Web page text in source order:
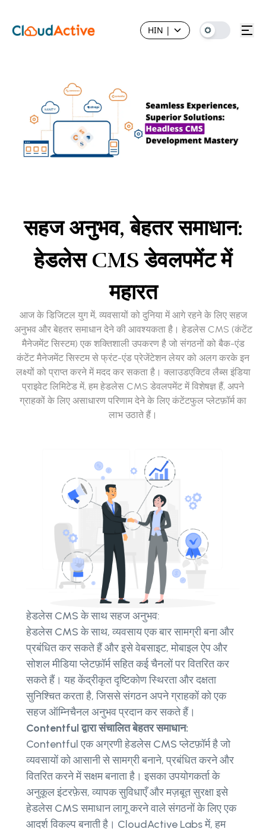
HIN |
सहज अनुभव, बेहतर समाधान:
हेडलेस CMS डेवलपमेंट में
महारत
आज के डिजिटल युग में, व्यवसायों को दुनिया में आगे रहने के लिए सहज
अनुभव और बेहतर समाधान देने की आवश्यकता है। हेडलेस CMS (कंटेंट
मैनेजमेंट सिस्टम) एक शक्तिशाली उपकरण है जो संगठनों को बैक-एंड
कंटेंट मैनेजमेंट सिस्टम से फ्रंट-एंड प्रेजेंटेशन लेयर को अलग करके इन
लक्ष्यों को प्राप्त करने में मदद कर सकता है। क्लाउडएक्टिव लैब्स इंडिया
प्राइवेट लिमिटेड में, हम हेडलेस CMS डेवलपमेंट में विशेषज्ञ हैं, अपने
ग्राहकों के लिए असाधारण परिणाम देने के लिए कंटेंटफुल प्लेटफ़ॉर्म का
लाभ उठाते हैं।
हेडलेस CMS के साथ सहज अनुभव:
हेडलेस CMS के साथ, व्यवसाय एक बार सामग्री बना और
प्रबंधित कर सकते हैं और इसे वेबसाइट, मोबाइल ऐप और
सोशल मीडिया प्लेटफ़ॉर्म सहित कई चैनलों पर वितरित कर
सकते हैं। यह केंद्रीकृत दृष्टिकोण स्थिरता और दक्षता
सुनिश्चित करता है, जिससे संगठन अपने ग्राहकों को एक
सहज ऑम्निचैनल अनुभव प्रदान कर सकते हैं।
Contentful द्वारा संचालित बेहतर समाधान:
Contentful एक अग्रणी हेडलेस CMS प्लेटफ़ॉर्म है जो
व्यवसायों को आसानी से सामग्री बनाने, प्रबंधित करने और
वितरित करने में सक्षम बनाता है। इसका उपयोगकर्ता के
अनुकूल इंटरफ़ेस, व्यापक सुविधाएँ और मज़बूत सुरक्षा इसे
हेडलेस CMS समाधान लागू करने वाले संगठनों के लिए एक
आदर्श विकल्प बनाती है। CloudActive Labs में, हम